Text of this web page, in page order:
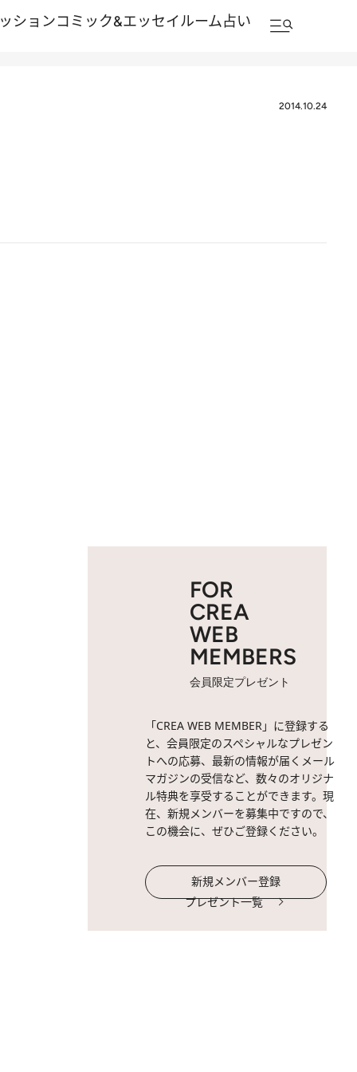
ションコミック&エッセイルーム占い
2014.10.24
FOR
CREA
WEB
MEMBERS
会員限定プレゼント
「CREA WEB MEMBER」に登録する
と、会員限定のスペシャルなプレゼン
トへの応募、最新の情報が届くメール
マガジンの受信など、数々のオリジナ
ル特典を享受することができます。現
在、新規メンバーを募集中ですので、
この機会に、ぜひご登録ください。
新規メンバー登録
プレゼント一覧